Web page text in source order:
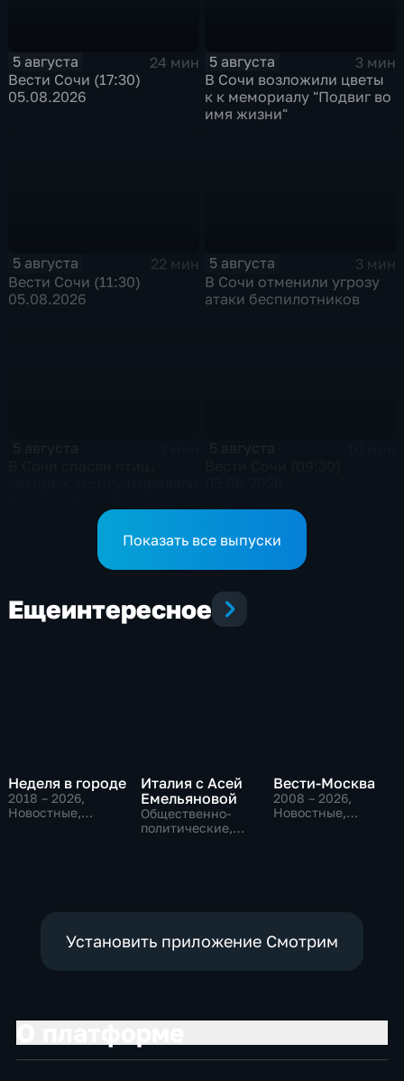
5 августа
24 мин
Вести Сочи (17:30)
05.08.2026
5 августа
3 мин
В Сочи возложили цветы
к к мемориалу "Подвиг во
имя жизни"
5 августа
22 мин
Вести Сочи (11:30)
05.08.2026
5 августа
3 мин
В Сочи отменили угрозу
атаки беспилотников
Показать все выпуски
Ещеинтересное
Неделя в городе
2018 – 2026,
Новостные,
Италия с Асей
Емельяновой
Общественно-
политические,
Вести-Москва
2008 – 2026,
Новостные,
Установить приложение Смотрим